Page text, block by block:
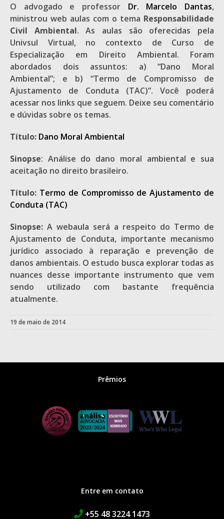
O advogado e professor Dr. Marcelo Dantas,
ministrou web aulas com o tema Responsabilidade
Civil Ambiental. As aulas são oferecidas pela
Univsul Virtual, no contexto de Curso de
Especialização em Direito Ambiental. Foram
abordados dois assuntos: a) “Dano Moral
Ambiental”; e b) “Termo de Compromisso de
Ajustamento de Conduta (TAC)”. Você poderá
acessar nos links que seguem. Deixe seu comentário
e dúvidas sobre os temas.
Título: Dano Moral Ambiental
Sinopse: Análise do dano moral ambiental e sua
aceitação no direito brasileiro.
Título: Termo de Compromisso de Ajustamento de
Conduta (TAC)
Sinopse: A webaula será a respeito do Termo de
Ajustamento de Conduta, importante mecanismo
jurídico associado à reparação e prevenção de
danos ambientais. O estudo busca explorar todas as
nuances desse importante instrumento que vem
sendo utilizado com bastante frequência
atualmente.
19 de maio de 2014
Prêmios
Entre em contato
+55 48 3224 1473